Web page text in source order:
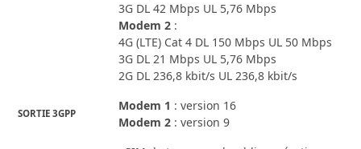
3G DL 42 Mbps UL 5,76 Mbps
Modem 2 :
4G (LTE) Cat 4 DL 150 Mbps UL 50 Mbps
3G DL 21 Mbps UL 5,76 Mbps
2G DL 236,8 kbit/s UL 236,8 kbit/s
SORTIE 3GPP
Modem 1 : version 16
Modem 2 : version 9